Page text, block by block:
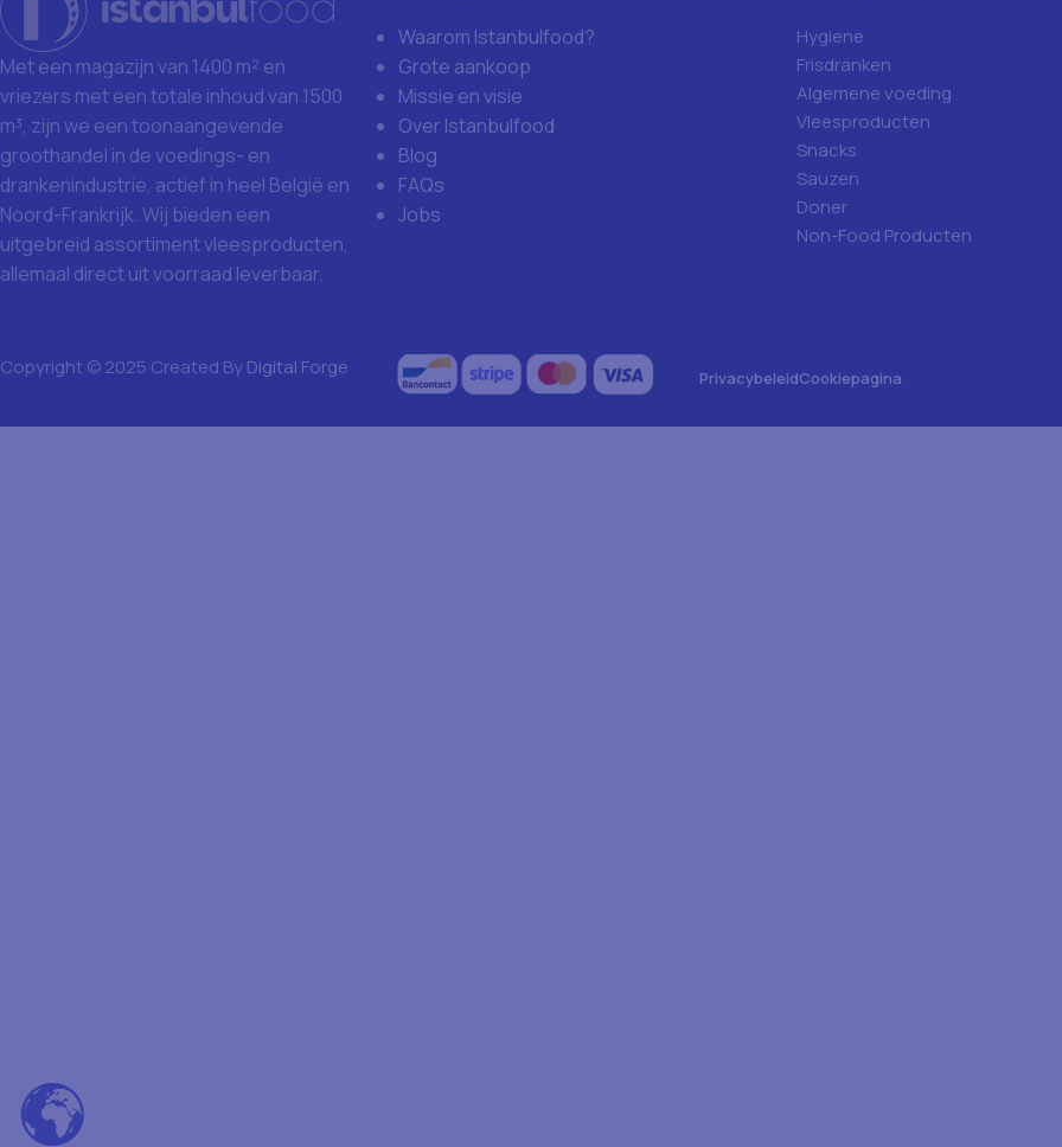
Met een magazijn van 1400 m² en
vriezers met een totale inhoud van 1500
m³, zijn we een toonaangevende
groothandel in de voedings- en
drankenindustrie, actief in heel België en
Noord-Frankrijk. Wij bieden een
uitgebreid assortiment vleesproducten,
allemaal direct uit voorraad leverbaar.
Waarom Istanbulfood?
Grote aankoop
Missie en visie
Over Istanbulfood
Blog
FAQs
Jobs
Hygiene
Frisdranken
Algemene voeding
Vleesproducten
Snacks
Sauzen
Doner
Non-Food Producten
Copyright © 2025 Created ByDigital Forge PrivacybeleidCookiepagina